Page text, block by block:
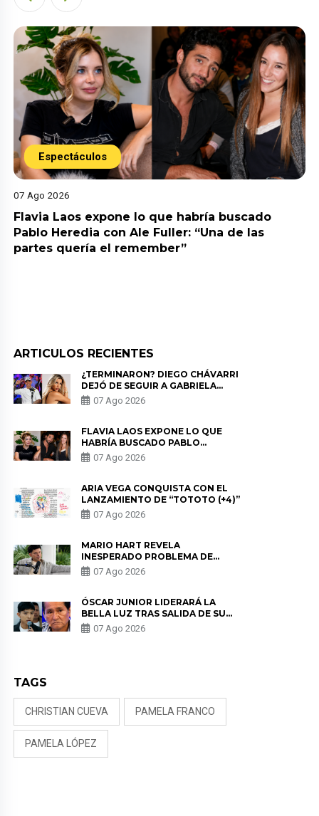
Espectáculos
07 Ago 2026
Flavia Laos expone lo que habría buscado
Pablo Heredia con Ale Fuller: “Una de las
partes quería el remember”
ARTICULOS RECIENTES
¿TERMINARON? DIEGO CHÁVARRI
DEJÓ DE SEGUIR A GABRIELA
HERRERA Y ANUNCIA SU SALIDA
DE PÓDCAST
07 Ago 2026
FLAVIA LAOS EXPONE LO QUE
HABRÍA BUSCADO PABLO
HEREDIA CON ALE FULLER: “UNA
DE LAS PARTES QUERÍA EL
07 Ago 2026
ARIA VEGA CONQUISTA CON EL
LANZAMIENTO DE “TOTOTO (+4)”
07 Ago 2026
MARIO HART REVELA
INESPERADO PROBLEMA DE
SALUD ANTES DE SEPARARSE DE
KORINA: “ME ENCONTRARON UN
07 Ago 2026
ÓSCAR JUNIOR LIDERARÁ LA
BELLA LUZ TRAS SALIDA DE SU
PADRE POR POLÉMICA CON
NALDY SALDAÑA
07 Ago 2026
TAGS
CHRISTIAN CUEVA PAMELA FRANCO
PAMELA LÓPEZ